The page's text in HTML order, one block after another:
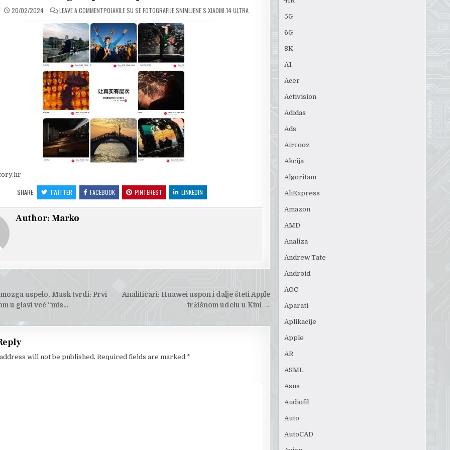
20/02/2024 LEAVE A COMMENTON
POJAVILE SU SE FOTOGRAFIJE SNIMLJENE S XIAOMI 14 ULTRA
SHARE: TWITTER FACEBOOK PINTEREST LINKEDIN
Author: Marko
Analitičari: Huawei uspon i dalje šteti Apple
tržišnom udelu u Kini→
uspelo, Mask tvrdi: Prvi
u glavi već “mis…
will not be published. Required fields are marked *
5G
6G
8K
A1
Acer
Activision
Adidas
Ads
Aircooz
Akcija
Algoritam
AliExpress
Amazon
AMD
Analiza
Andrew Tate
Android
AOC
Aparati
Aplikacije
Apple
AR
ASML
Asus
Audiofil
Auto
AutoCAD